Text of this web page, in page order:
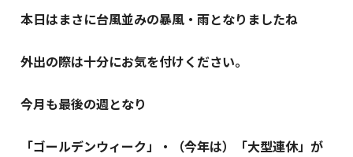
本日はまさに台風並みの暴風・雨となりましたね
外出の際は十分にお気を付けください。
今月も最後の週となり
「ゴールデンウィーク」・（今年は）「大型連休」が